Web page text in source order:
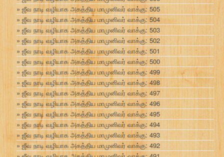
ஜீவ நாடி வழியாக அகத்திய மாமுனிவர் வாக்கு: 505
ஜீவ நாடி வழியாக அகத்திய மாமுனிவர் வாக்கு: 504
ஜீவ நாடி வழியாக அகத்திய மாமுனிவர் வாக்கு: 503
ஜீவ நாடி வழியாக அகத்திய மாமுனிவர் வாக்கு: 502
ஜீவ நாடி வழியாக அகத்திய மாமுனிவர் வாக்கு: 501
ஜீவ நாடி வழியாக அகத்திய மாமுனிவர் வாக்கு: 500
ஜீவ நாடி வழியாக அகத்திய மாமுனிவர் வாக்கு: 499
ஜீவ நாடி வழியாக அகத்திய மாமுனிவர் வாக்கு: 498
ஜீவ நாடி வழியாக அகத்திய மாமுனிவர் வாக்கு: 497
ஜீவ நாடி வழியாக அகத்திய மாமுனிவர் வாக்கு: 496
ஜீவ நாடி வழியாக அகத்திய மாமுனிவர் வாக்கு: 495
ஜீவ நாடி வழியாக அகத்திய மாமுனிவர் வாக்கு: 494
ஜீவ நாடி வழியாக அகத்திய மாமுனிவர் வாக்கு: 493
ஜீவ நாடி வழியாக அகத்திய மாமுனிவர் வாக்கு: 492